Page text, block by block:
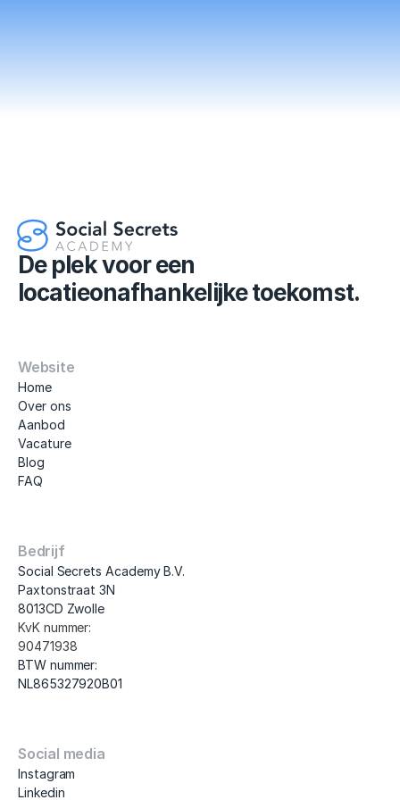
De plek voor een
locatieonafhankelijke toekomst.
Website
Home
Over ons
Aanbod
Vacature
Blog
FAQ
Bedrijf
Social Secrets Academy B.V.
Paxtonstraat 3N
8013CD Zwolle
KvK nummer:
90471938
BTW nummer:
NL865327920B01
Social media
Instagram
Linkedin